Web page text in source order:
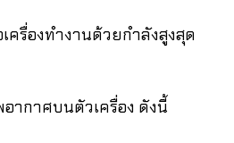
ครื่องทำงานด้วยกำลังสูงสุด
ากาศบนตัวเครื่อง ดังนี้